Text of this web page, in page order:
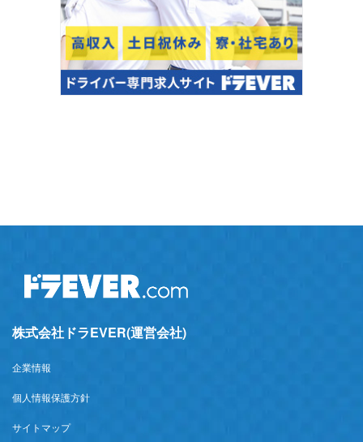
株式会社ドラEVER(運営会社)
企業情報
個人情報保護方針
サイトマップ